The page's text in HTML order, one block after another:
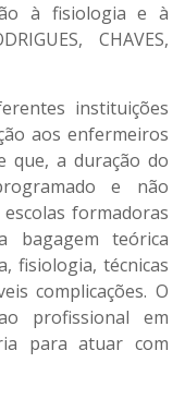
à fisiologia e à
CHAVES,
instituições
aos enfermeiros
que, a duração do
e não
formadoras
bagagem teórica
fisiologia, técnicas
complicações. O
profissional em
para atuar com